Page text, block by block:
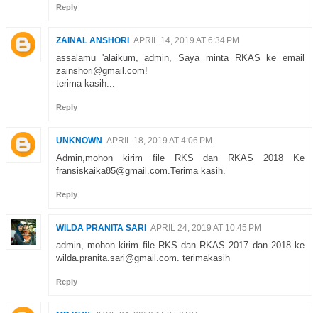
Reply
ZAINAL ANSHORI APRIL 14, 2019 AT 6:34 PM
assalamu 'alaikum, admin, Saya minta RKAS ke email
zainshori@gmail.com!
terima kasih...
Reply
UNKNOWN APRIL 18, 2019 AT 4:06 PM
Admin,mohon kirim file RKS dan RKAS 2018 Ke
fransiskaika85@gmail.com.Terima kasih.
Reply
WILDA PRANITA SARI APRIL 24, 2019 AT 10:45 PM
admin, mohon kirim file RKS dan RKAS 2017 dan 2018 ke
wilda.pranita.sari@gmail.com. terimakasih
Reply